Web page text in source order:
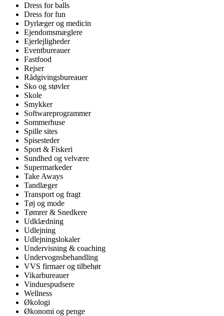
Dress for balls
Dress for fun
Dyrlæger og medicin
Ejendomsmæglere
Ejerlejligheder
Eventbureauer
Fastfood
Rejser
Rådgivingsbureauer
Sko og støvler
Skole
Smykker
Softwareprogrammer
Sommerhuse
Spille sites
Spisesteder
Sport & Fiskeri
Sundhed og velvære
Supermarkeder
Take Aways
Tandlæger
Transport og fragt
Tøj og mode
Tømrer & Snedkere
Udklædning
Udlejning
Udlejningslokaler
Undervisning & coaching
Undervognsbehandling
VVS firmaer og tilbehør
Vikarbureauer
Vinduespudsere
Wellness
Økologi
Økonomi og penge